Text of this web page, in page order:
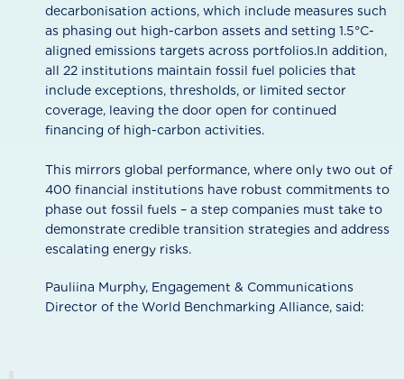
decarbonisation actions, which include measures such
as phasing out high-carbon assets and setting 1.5°C-
aligned emissions targets across portfolios.In addition,
all 22 institutions maintain fossil fuel policies that
include exceptions, thresholds, or limited sector
coverage, leaving the door open for continued
financing of high-carbon activities.
This mirrors global performance, where only two out of
400 financial institutions have robust commitments to
phase out fossil fuels – a step companies must take to
demonstrate credible transition strategies and address
escalating energy risks.
Pauliina Murphy, Engagement & Communications
Director of the World Benchmarking Alliance, said: